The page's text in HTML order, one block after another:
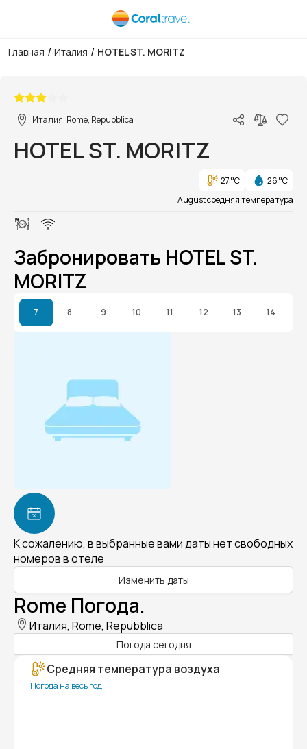
Главная / Италия / HOTEL ST. MORITZ
Италия, Rome, Repubblica
HOTEL ST. MORITZ
27 °C
26 °C
August средняя температура
Забронировать HOTEL ST.
MORITZ
7 8 9 10 11 12 13 14
К сожалению, в выбранные вами даты нет свободных
номеров в отеле
Изменить даты
Rome Погода.
Италия, Rome, Repubblica
Погода сегодня
Средняя температура воздуха
Погода на весь год